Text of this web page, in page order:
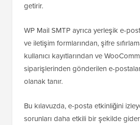
getirir.
WP Mail SMTP ayrıca yerleşik e-
ve iletişim formlarından, şifre
kullanıcı kayıtlarından ve
siparişlerinden gönderilen e-
olanak tanır.
Bu kılavuzda, e-posta etkinliğini
sorunları daha etkili bir şekilde